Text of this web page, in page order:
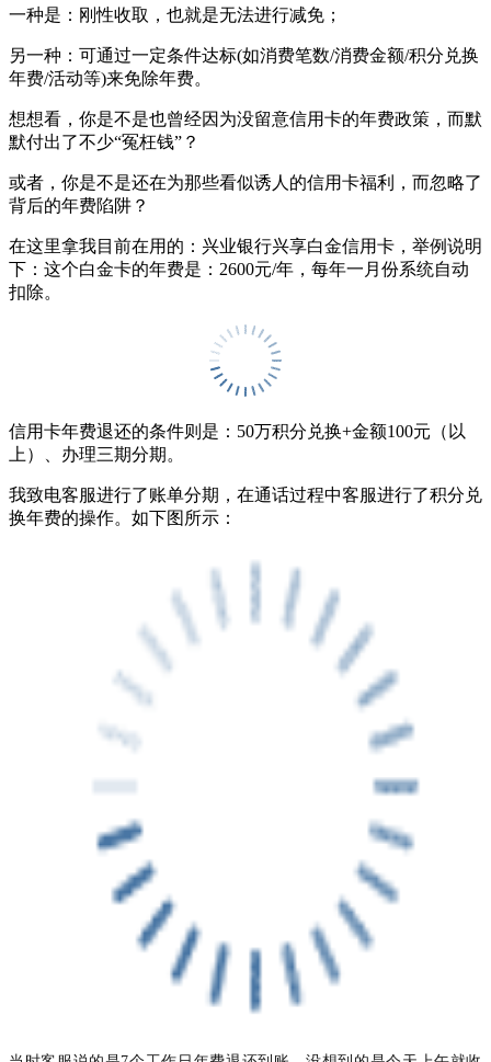
一种是：刚性收取，也就是无法进行减免；
另一种：可通过一定条件达标(如消费笔数/消费金额/积分兑换
年费/活动等)来免除年费。
想想看，你是不是也曾经因为没留意信用卡的年费政策，而默
默付出了不少“冤枉钱”？
或者，你是不是还在为那些看似诱人的信用卡福利，而忽略了
背后的年费陷阱？
在这里拿我目前在用的：兴业银行兴享白金信用卡，举例说明
下：这个白金卡的年费是：2600元/年，每年一月份系统自动
扣除。
信用卡年费退还的条件则是：50万积分兑换+金额100元（以
上）、办理三期分期。
我致电客服进行了账单分期，在通话过程中客服进行了积分兑
换年费的操作。如下图所示：